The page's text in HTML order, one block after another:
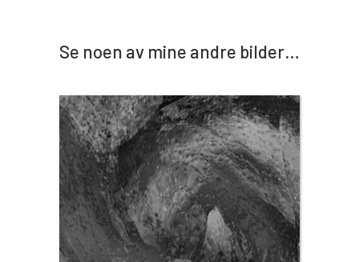
Se noen av mine andre bilder…